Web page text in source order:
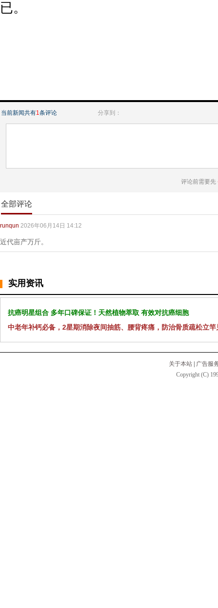
已。
当前新闻共有1条评论 分享到：
评论前需要先
全部评论
runqun 2026年06月14日 14:12
近代亩产万斤。
实用资讯
抗癌明星组合 多年口碑保证！天然植物萃取 有效对抗癌细胞
中老年补钙必备，2星期消除夜间抽筋、腰背疼痛，防治骨质疏松立竿
关于本站
广告服
Copyright (C)